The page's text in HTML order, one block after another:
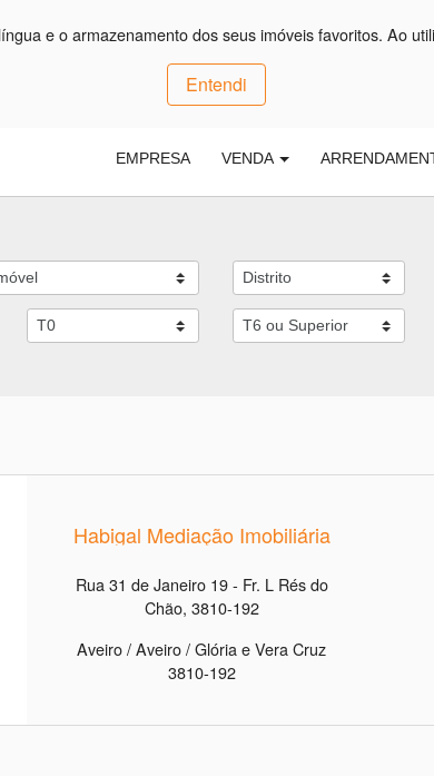
e o armazenamento dos seus imóveis favoritos. Ao
Entendi
EMPRESA VENDA
Habigal Mediação Imobiliária
Rua 31 de Janeiro 19 - Fr. L Rés do
Chão, 3810-192
Aveiro / Aveiro / Glória e Vera Cruz
3810-192